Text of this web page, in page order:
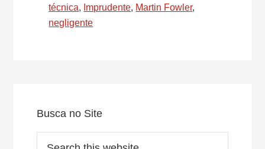
código
técnica, Imprudente, Martin Fowler,
negligente
Sidebar
Busca no Site